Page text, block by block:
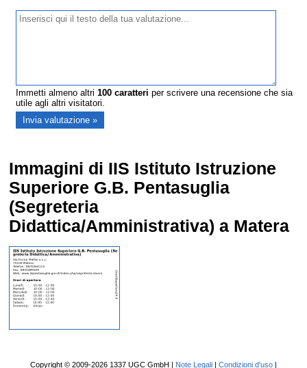
Immetti almeno altri100 caratteri per scrivere una recensione che sia
utile agli altri visitatori.
Immagini di IIS Istituto Istruzione
Superiore G.B. Pentasuglia
(Segreteria
Didattica/Amministrativa) a Matera
Copyright © 2009-2026 1337 UGC GmbH | Note Legali| Condizioni d'uso|